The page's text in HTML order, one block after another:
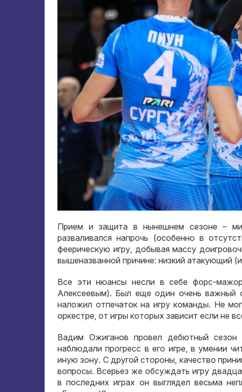
Прием и защита в нынешнем сезоне –
разваливался напрочь (особенно в
феерическую игру, добывая массу
вышеназванной причине: низкий атакующий
Все эти нюансы несли в себе форс-
Алексеевым). Был еще один очень важный
наложил отпечаток на игру команды. Не
оркестре, от игры которых зависит если не
Вадим Ожиганов провел дебютный
наблюдали прогресс в его игре, в умении
иную зону. С другой стороны, качество
вопросы. Всерьез же обсуждать игру
в последних играх он выглядел весьма